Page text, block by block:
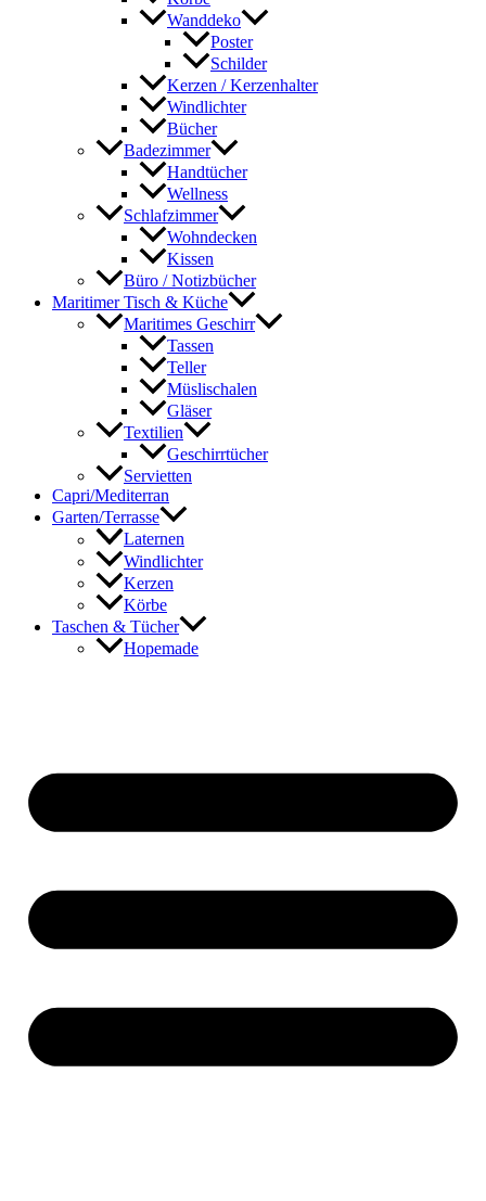
Wanddeko
Poster
Schilder
Kerzen / Kerzenhalter
Windlichter
Bücher
Badezimmer
Handtücher
Wellness
Schlafzimmer
Wohndecken
Kissen
Büro / Notizbücher
Maritimer Tisch & Küche
Maritimes Geschirr
Tassen
Teller
Müslischalen
Gläser
Textilien
Geschirrtücher
Servietten
Capri/Mediterran
Garten/Terrasse
Laternen
Windlichter
Kerzen
Körbe
Taschen & Tücher
Hopemade